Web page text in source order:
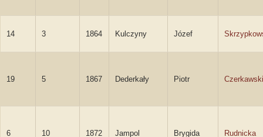
14 3 1864 Kulczyny Józef
19 5 1867 Dederkały Piotr Czerkawski
6 10 1872 Jampol Brygida Rudnicka